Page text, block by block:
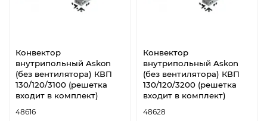
Конвектор
внутрипольный Askon
(без вентилятора) КВП
130/120/3100 (решетка
входит в комплект)
48616
Конвектор
внутрипольный Askon
(без вентилятора) КВП
130/120/3200 (решетка
входит в комплект)
48628